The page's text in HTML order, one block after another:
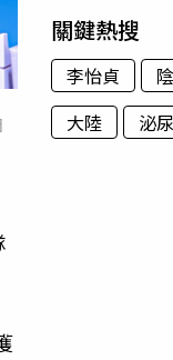
關鍵熱搜
李怡貞
大陸
泌